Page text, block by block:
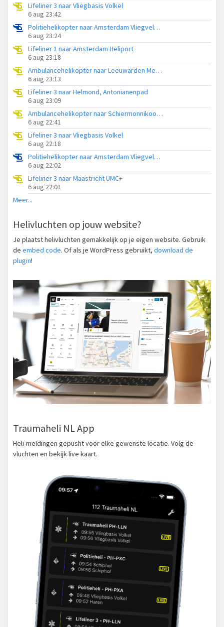
Lifeliner 3 naar Vliegbasis Volkel
6 aug 23:42
Politiehelikopter naar Amsterdam Vliegveld Schiphol
6 aug 23:24
Lifeliner 1 naar Amsterdam Heliport
6 aug 23:18
Ambulancehelikopter naar Leeuwarden Medical Center Heliport
6 aug 23:13
Lifeliner 3 naar Helmond, Antonianenpad
6 aug 23:09
Ambulancehelikopter naar Schiermonnikoog Heliport
6 aug 22:41
Lifeliner 3 naar Vliegbasis Volkel
6 aug 22:18
Politiehelikopter naar Amsterdam Vliegveld Schiphol
6 aug 22:02
Lifeliner 3 naar Maastricht UMC+
6 aug 22:01
Meer...
Helivluchten op jouw website?
Je plaatst helivluchten gemakkelijk op je eigen website. Gebruik
de embed code. Of als je WordPress gebruikt, download de
plugin!
Traumaheli NL App
Heli-meldingen gepusht voor elke gewenste locatie. Volg de
vluchten en bekijk live kaart.